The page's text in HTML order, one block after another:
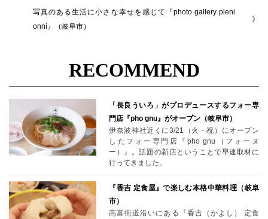
写真のある生活に小さな幸せを感じて『photo gallery pieni
onni』（岐阜市）
RECOMMEND
「長良ういろ」がプロデュースするフォー専
門店『pho gnu』がオープン（岐阜市）
伊奈波神社近くに3/21（火・祝）にオープン
したフォー専門店『pho gnu（フォーヌ
ー）』。話題の新店ということで早速取材に
行ってきました。
『香吉 定食屋』で楽しむ本格中華料理（岐阜
市）
高富街道沿いにある『香吉（かよし） 定食